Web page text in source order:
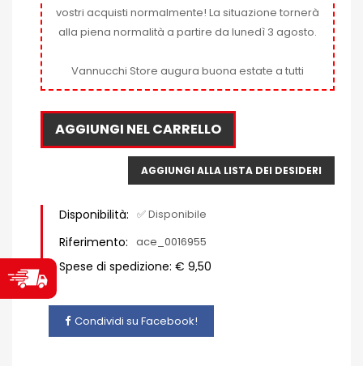
vostri acquisti normalmente! La situazione tornerà
alla piena normalità a partire da lunedì 3 agosto.
Vannucchi Store augura buona estate a tutti
AGGIUNGI NEL CARRELLO
AGGIUNGI ALLA LISTA DEI DESIDERI
Disponibilità: ✅ Disponibile
Riferimento: ace_0016955
Spese di spedizione: € 9,50
Condividi su Facebook!